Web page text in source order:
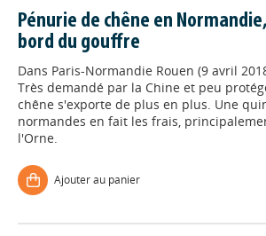
Pénurie de chêne en
bord du gouffre
Dans Paris-Normandie Rouen (9 avril
Très demandé par la Chine et peu
chêne s'exporte de plus en plus. Une
normandes en fait les frais,
l'Orne.
Ajouter au panier